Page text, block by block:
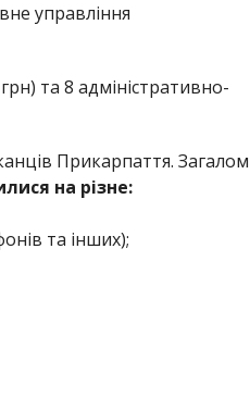
управління
та 8 адміністративно-
Прикарпаття. Загалом
на різне:
та інших);